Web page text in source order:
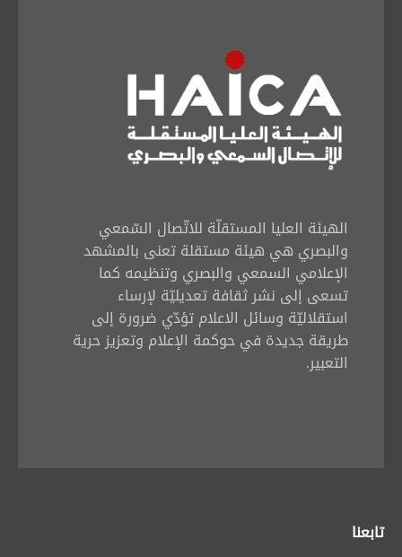
الهيئة العليا المستقلّة للاتّصال السّمعي
والبصري هي هيئة مستقلة تعنى بالمشهد
الإعلامي السمعي والبصري وتنظيمه كما
تسعى إلى نشر ثقافة تعديليّة لإرساء
استقلاليّة وسائل الاعلام تؤدّي ضرورة إلى
طريقة جديدة في حوكمة الإعلام وتعزيز حرية
التعبير.
تابعنا